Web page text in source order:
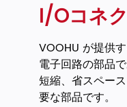
I/Oコネ
VOOHU が提供
電子回路の部品
短縮、省スペー
要な部品です。